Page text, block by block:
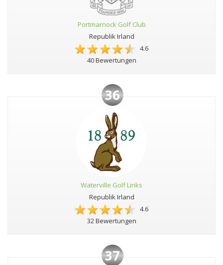
Portmarnock Golf Club
Republik Irland
4.6
40 Bewertungen
36
Waterville Golf Links
Republik Irland
4.6
32 Bewertungen
37